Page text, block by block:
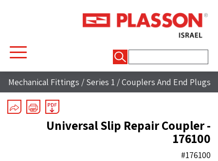
Mechanical Fittings / Series 1 /Couplers And End Plugs
Universal Slip Repair Coupler -
176100
#176100